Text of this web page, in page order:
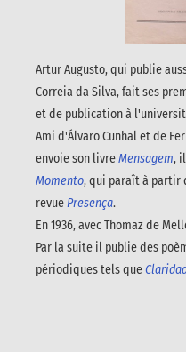
Artur Augusto, qui publie
Correia da Silva, fait ses
et de publication à
Ami d'Álvaro Cunhal et de
envoie son livreMensagem,
Momento, qui paraît à partir
revuePresença.
En 1936, avec Thomaz de
Par la suite il publie des
périodiques tels que